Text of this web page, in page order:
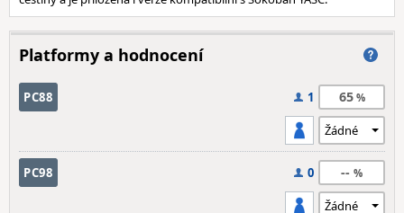
Platformy a hodnocení
PC88 1 65
PC98 0 --